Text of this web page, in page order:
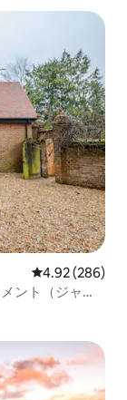
レビュー286
4.92 (286)
ント（ジャグ